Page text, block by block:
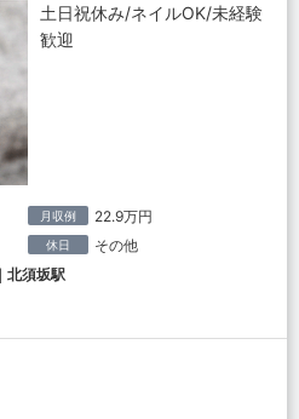
土日祝休み/ネイルOK/未経験
歓迎
月収例 22.9万円
休日 その他
北須坂駅